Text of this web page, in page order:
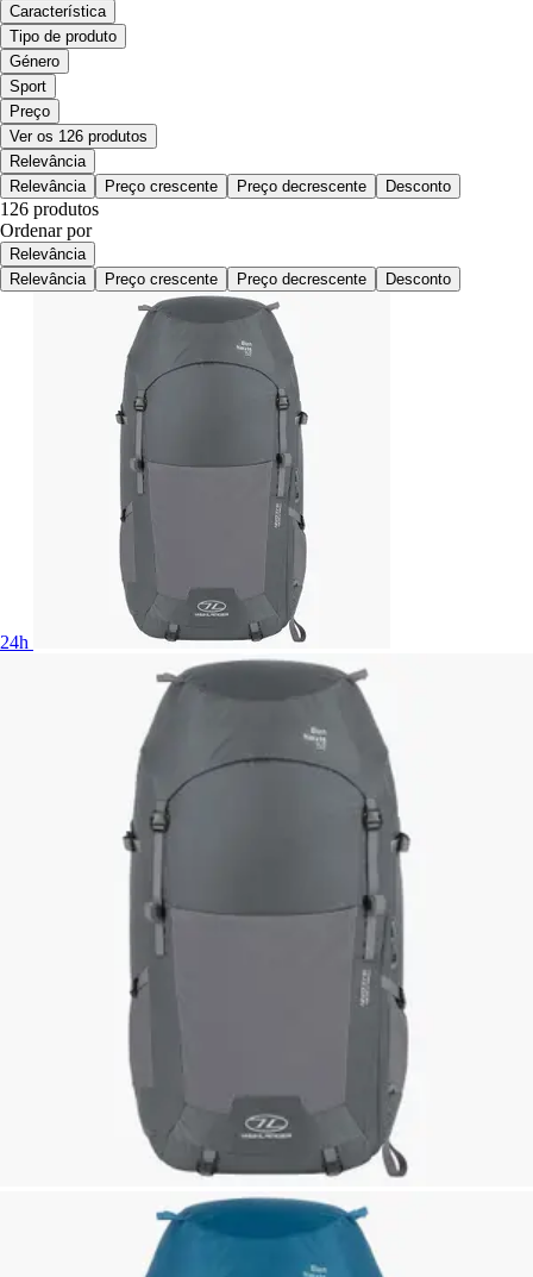
Característica
Tipo de produto
Género
Sport
Preço
Ver os 126 produtos
Relevância
Relevância
Preço crescente Preço decrescente Desconto
126 produtos
Ordenar por
Relevância
Relevância
Preço crescente Preço decrescente Desconto
24h